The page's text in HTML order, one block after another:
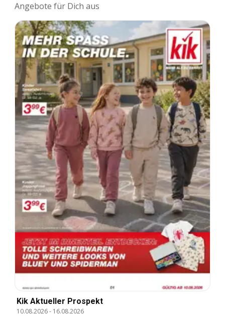
Angebote für Dich aus
Kik Aktueller Prospekt
10.08.2026- 16.08.2026